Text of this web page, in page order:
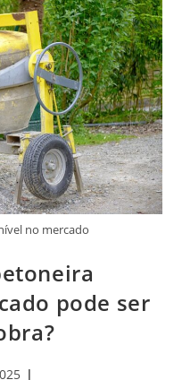
no mercado
pode ser